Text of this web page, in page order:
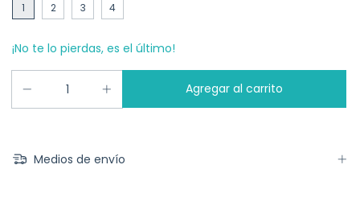
1
2 3 4
¡No te lo pierdas, es el último!
Medios de envío